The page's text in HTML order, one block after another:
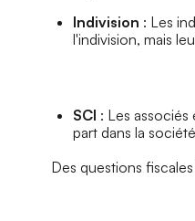
Indivision : Les
l'indivision, mais
SCI : Les
part dans la
Des questions